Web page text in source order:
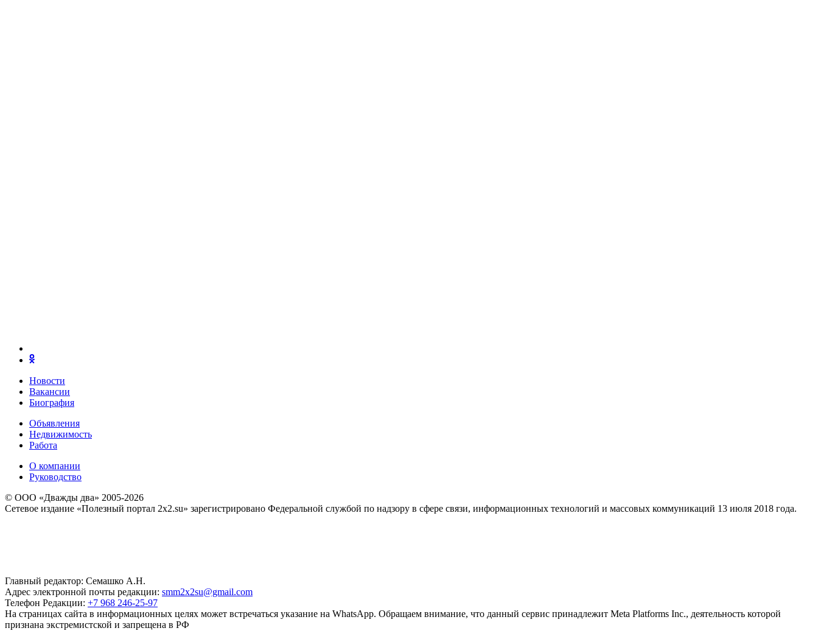
Новости
Вакансии
Биография
Объявления
Недвижимость
Работа
О компании
Руководство
© ООО «Дважды два» 2005-2026
Сетевое издание «Полезный портал 2x2.su» зарегистрировано Федеральной службой по надзору в сфере связи, информационных технологий и массовых коммуникаций 13 июля 2018 года.
Главный редактор: Семашко А.Н.
Адрес электронной почты редакции: smm2x2su@gmail.com
Телефон Редакции: +7 968 246-25-97
На страницах сайта в информационных целях может встречаться указание на WhatsApp. Обращаем внимание, что данный сервис принадлежит Meta Platforms Inc., деятельность которой
признана экстремистской и запрещена в РФ